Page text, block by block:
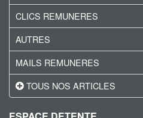
CLICS REMUNERES
AUTRES
MAILS REMUNERES
TOUS NOS ARTICLES